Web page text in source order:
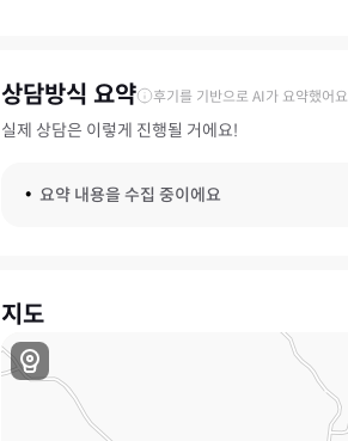
상담방식 요약 후기를 기반으로 AI가 요약했어요
실제 상담은 이렇게 진행될 거에요!
요약 내용을 수집 중이에요
지도